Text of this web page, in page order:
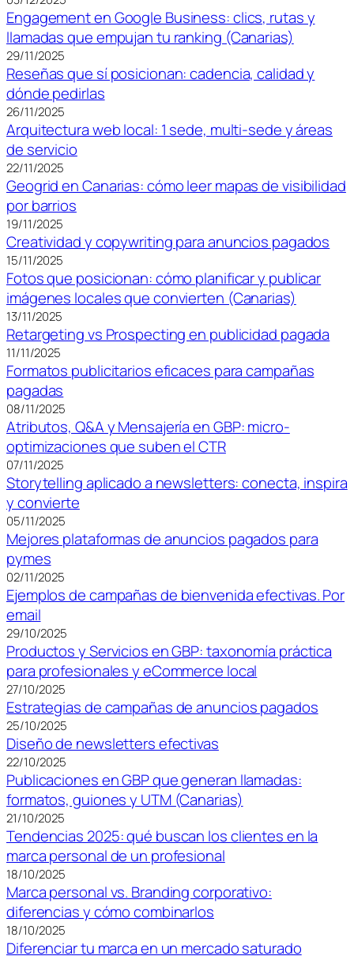
Engagement en Google Business: clics, rutas y
llamadas que empujan tu ranking (Canarias)
29/11/2025
Reseñas que sí posicionan: cadencia, calidad y
dónde pedirlas
26/11/2025
Arquitectura web local: 1 sede, multi-sede y áreas
de servicio
22/11/2025
Geogrid en Canarias: cómo leer mapas de visibilidad
por barrios
19/11/2025
Creatividad y copywriting para anuncios pagados
15/11/2025
Fotos que posicionan: cómo planificar y publicar
imágenes locales que convierten (Canarias)
13/11/2025
Retargeting vs Prospecting en publicidad pagada
11/11/2025
Formatos publicitarios eficaces para campañas
pagadas
08/11/2025
Atributos, Q&A y Mensajería en GBP: micro-
optimizaciones que suben el CTR
07/11/2025
Storytelling aplicado a newsletters: conecta, inspira
y convierte
05/11/2025
Mejores plataformas de anuncios pagados para
pymes
02/11/2025
Ejemplos de campañas de bienvenida efectivas. Por
email
29/10/2025
Productos y Servicios en GBP: taxonomía práctica
para profesionales y eCommerce local
27/10/2025
Estrategias de campañas de anuncios pagados
25/10/2025
Diseño de newsletters efectivas
22/10/2025
Publicaciones en GBP que generan llamadas:
formatos, guiones y UTM (Canarias)
21/10/2025
Tendencias 2025: qué buscan los clientes en la
marca personal de un profesional
18/10/2025
Marca personal vs. Branding corporativo:
diferencias y cómo combinarlos
18/10/2025
Diferenciar tu marca en un mercado saturado